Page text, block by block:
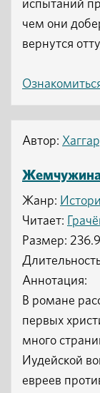
испытаний
чем они
вернутся
Автор:
Жемчужина
Жанр:
Читает:
Размер:
Аннотация:
В романе
первых
много
Иудейской
евреев